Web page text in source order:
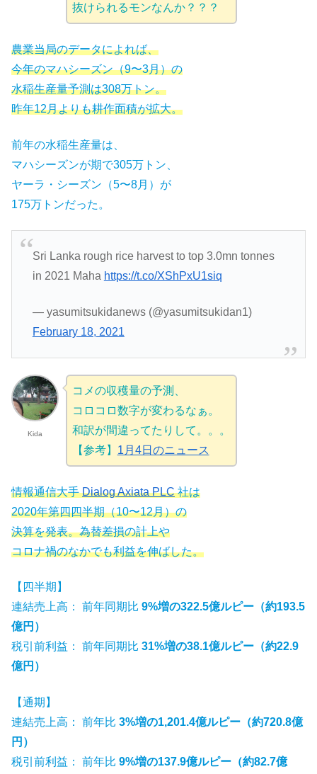
抜けられるモンなんか？？？
農業当局のデータによれば、
今年のマハシーズン（9〜3月）の
水稲生産量予測は308万トン。
昨年12月よりも耕作面積が拡大。
前年の水稲生産量は、
マハシーズンが期で305万トン、
ヤーラ・シーズン（5〜8月）が
175万トンだった。
Sri Lanka rough rice harvest to top 3.0mn tonnes
in 2021 Maha https://t.co/XShPxU1siq
— yasumitsukidanews (@yasumitsukidan1)
February 18, 2021
Kida
コメの収穫量の予測、
コロコロ数字が変わるなぁ。
和訳が間違ってたりして。。。
【参考】 1月4日のニュース
情報通信大手Dialog Axiata PLC社は
2020年第四四半期（10〜12月）の
決算を発表。為替差損の計上や
コロナ禍のなかでも利益を伸ばした。
【四半期】
連結売上高： 前年同期比 9%増の322.5億ルピー（約193.5
億円）
税引前利益： 前年同期比 31%増の38.1億ルピー（約22.9
億円）
【通期】
連結売上高： 前年比 3%増の1,201.4億ルピー（約720.8億
円）
税引前利益： 前年比 9%増の137.9億ルピー（約82.7億